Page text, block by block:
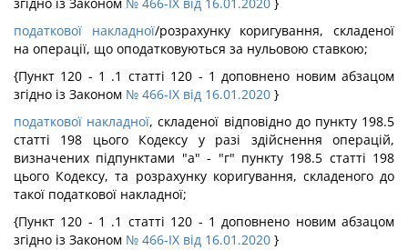
податкової накладної/розрахунку коригування, складеної
на операції, що оподатковуються за нульовою ставкою;
{Пункт 120 - 1 .1 статті 120 - 1 доповнено новим абзацом
згідно із Законом № 466-IX від 16.01.2020 }
податкової накладної, складеної відповідно до пункту 198.5
статті 198 цього Кодексу у разі здійснення операцій,
визначених підпунктами "а" - "г" пункту 198.5 статті 198
цього Кодексу, та розрахунку коригування, складеного до
такої податкової накладної;
{Пункт 120 - 1 .1 статті 120 - 1 доповнено новим абзацом
згідно із Законом № 466-IX від 16.01.2020 }